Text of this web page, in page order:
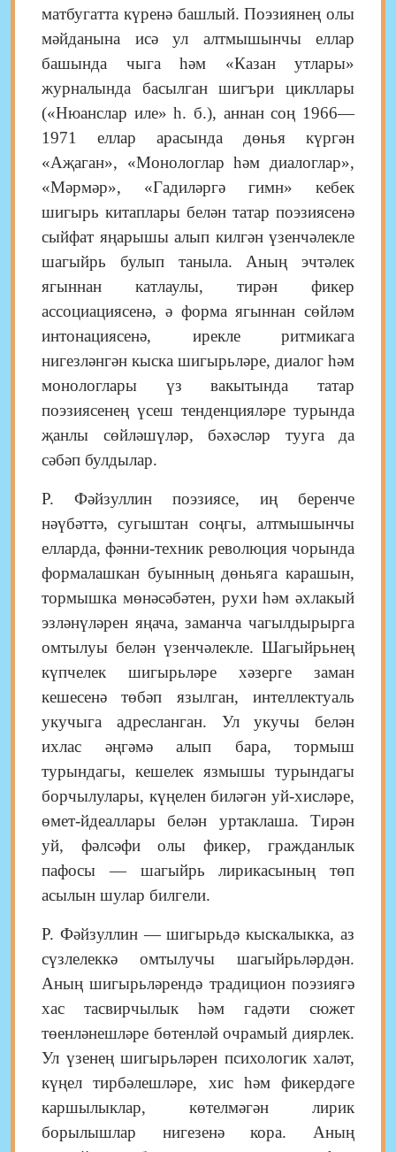
матбугатта күренә башлый. Поэзиянең олы
мәйданына исә ул алтмышынчы еллар
башында чыга һәм «Казан утлары»
журналында басылган шигъри цикллары
(«Нюанслар иле» һ. б.), аннан соң 1966—
1971 еллар арасында дөнья күргән
«Аҗаган», «Монологлар һәм диалоглар»,
«Мәрмәр», «Гадиләргә гимн» кебек
шигырь китаплары белән татар поэзиясенә
сыйфат яңарышы алып килгән үзенчәлекле
шагыйрь булып таныла. Аның эчтәлек
ягыннан катлаулы, тирән фикер
ассоциациясенә, ә форма ягыннан сөйләм
интонациясенә, ирекле ритмикага
нигезләнгән кыска шигырьләре, диалог һәм
монологлары үз вакытында татар
поэзиясенең үсеш тенденцияләре турында
җанлы сөйләшүләр, бәхәсләр тууга да
сәбәп булдылар.
Р. Фәйзуллин поэзиясе, иң беренче
нәүбәттә, сугыштан соңгы, алтмышынчы
елларда, фәнни-техник революция чорында
формалашкан буынның дөньяга карашын,
тормышка мөнәсәбәтен, рухи һәм әхлакый
эзләнүләрен яңача, заманча чагылдырырга
омтылуы белән үзенчәлекле. Шагыйрьнең
күпчелек шигырьләре хәзерге заман
кешесенә төбәп язылган, интеллектуаль
укучыга адресланган. Ул укучы белән
ихлас әңгәмә алып бара, тормыш
турындагы, кешелек язмышы турындагы
борчылулары, күңелен биләгән уй-хисләре,
өмет-йдеаллары белән уртаклаша. Тирән
уй, фәлсәфи олы фикер, гражданлык
пафосы — шагыйрь лирикасының төп
асылын шулар билгели.
Р. Фәйзуллин — шигырьдә кыскалыкка, аз
сүзлелеккә омтылучы шагыйрьләрдән.
Аның шигырьләрендә традицион поэзиягә
хас тасвирчылык һәм гадәти сюжет
төенләнешләре бөтенләй очрамый диярлек.
Ул үзенең шигырьләрен психологик халәт,
күңел тирбәлешләре, хис һәм фикердәге
каршылыклар, көтелмәгән лирик
борылышлар нигезенә кора. Аның